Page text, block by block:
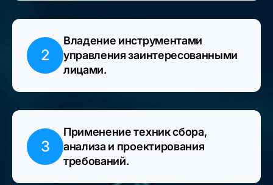
2
Владение инструментами
управления заинтересованными
лицами.
3
Применение техник сбора,
анализа и проектирования
требований.